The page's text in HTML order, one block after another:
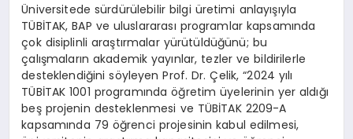
Üniversitede sürdürülebilir bilgi üretimi anlayışıyla
TÜBİTAK, BAP ve uluslararası programlar kapsamında
çok disiplinli araştırmalar yürütüldüğünü; bu
çalışmaların akademik yayınlar, tezler ve bildirilerle
desteklendiğini söyleyen Prof. Dr. Çelik, “2024 yılı
TÜBİTAK 1001 programında öğretim üyelerinin yer aldığı
beş projenin desteklenmesi ve TÜBİTAK 2209-A
kapsamında 79 öğrenci projesinin kabul edilmesi,